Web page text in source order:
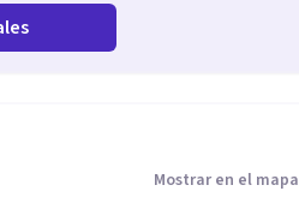
Mostrar en el mapa